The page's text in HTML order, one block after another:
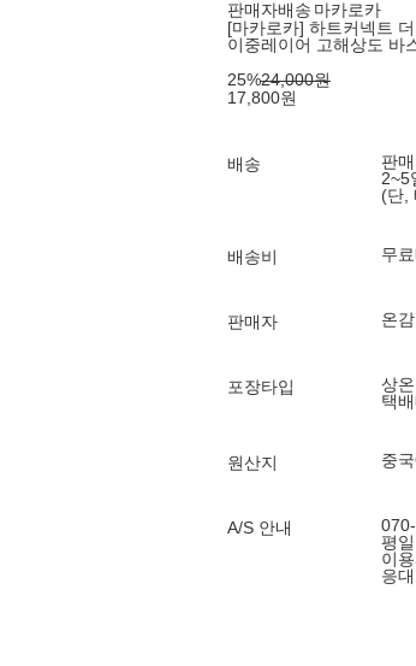
판매자배송 마카로카
[마카로카] 하트커넥트
이중레이어 고해상도 바
25%24,000원
17,800원
배송
판
2~5
(단,
배송비 무
판매자 온감
포장타입
상
택
원산지 중
A/S 안내
평
이
응